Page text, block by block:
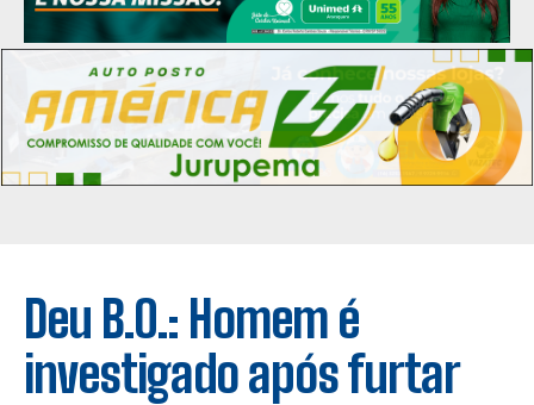
Deu B.O.: Homem é
investigado após furtar